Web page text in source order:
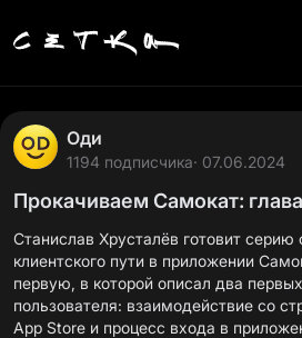
Оди
1194 подписчика· 07.06.2024
Прокачиваем Самокат:
Станислав Хрусталёв готовит серию
клиентского пути в приложении
первую, в которой описал два
пользователя: взаимодействие со
App Store и процесс входа в